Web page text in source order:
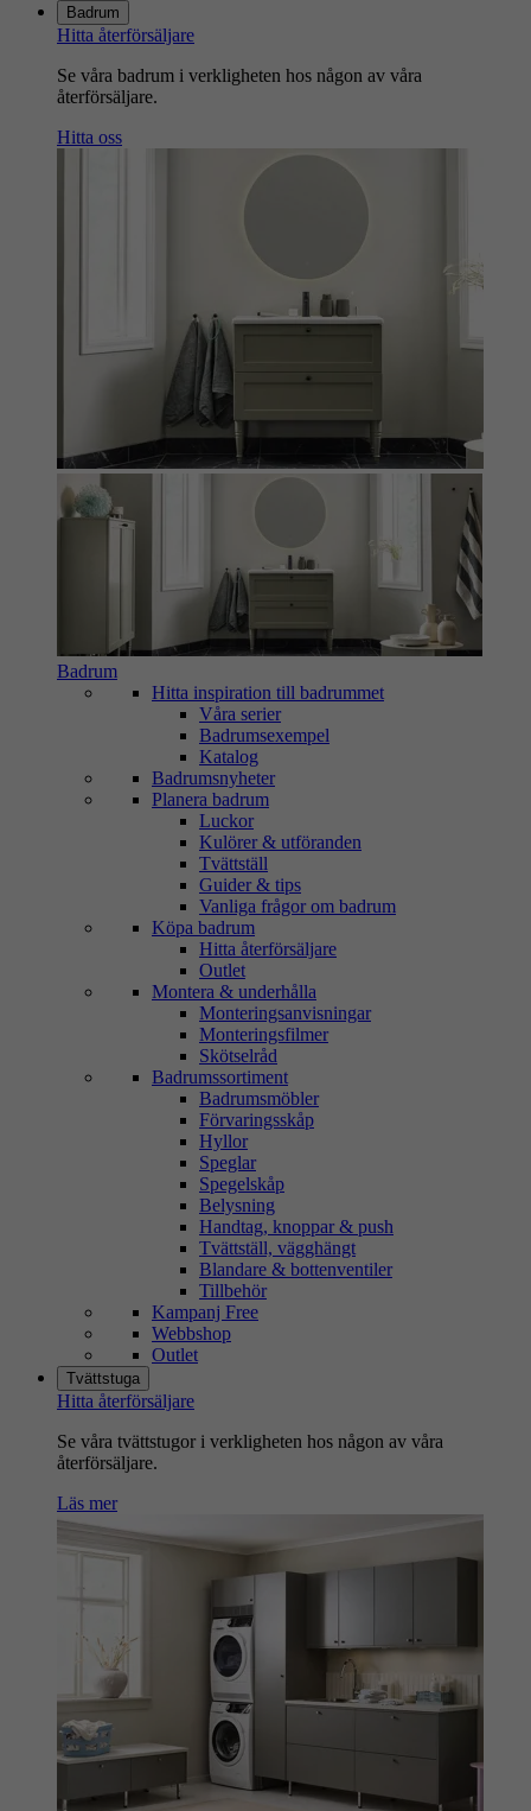
Badrum
Hitta återförsäljare
Se våra badrum i verkligheten hos någon av våra
återförsäljare.
Hitta oss
Badrum
Hitta inspiration till badrummet
Våra serier
Badrumsexempel
Katalog
Badrumsnyheter
Planera badrum
Luckor
Kulörer & utföranden
Tvättställ
Guider & tips
Vanliga frågor om badrum
Köpa badrum
Hitta återförsäljare
Outlet
Montera & underhålla
Monteringsanvisningar
Monteringsfilmer
Skötselråd
Badrumssortiment
Badrumsmöbler
Förvaringsskåp
Hyllor
Speglar
Spegelskåp
Belysning
Handtag, knoppar & push
Tvättställ, vägghängt
Blandare & bottenventiler
Tillbehör
Kampanj Free
Webbshop
Outlet
Tvättstuga
Hitta återförsäljare
Se våra tvättstugor i verkligheten hos någon av våra
återförsäljare.
Läs mer